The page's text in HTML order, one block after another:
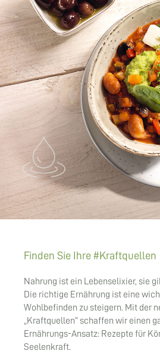
Finden Sie Ihre #Kraftquellen
Nahrung ist ein Lebenselixier, sie
Die richtige Ernährung ist eine
Wohlbefinden zu steigern. Mit der
„Kraftquellen“ schaffen wir einen
Ernährungs-Ansatz: Rezepte für
Seelenkraft.